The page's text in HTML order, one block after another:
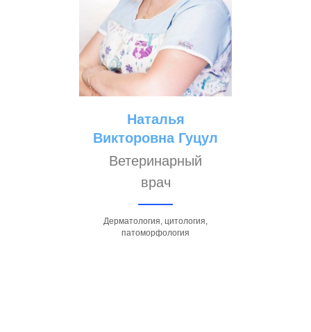
Наталья
Викторовна Гуцул
Ветеринарный
врач
Дерматология, цитология,
патоморфология